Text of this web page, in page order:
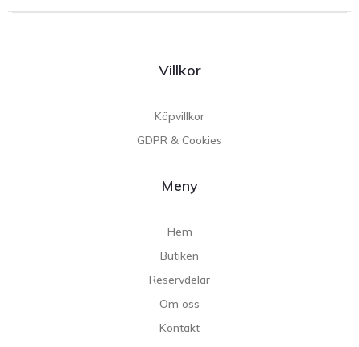
Villkor
Köpvillkor
GDPR & Cookies
Meny
Hem
Butiken
Reservdelar
Om oss
Kontakt